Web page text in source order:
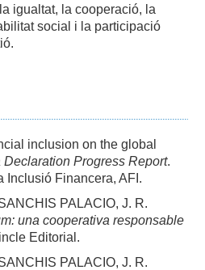
igualtat, la cooperació, la
social i la participació
inclusion on the global
Declaration Progress Report.
Inclusió Financera, AFI.
PALACIO, J. R.
una cooperativa responsable
Editorial.
PALACIO, J. R.